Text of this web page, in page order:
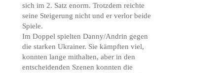
sich im 2. Satz enorm. Trotzdem reichte
seine Steigerung nicht und er verlor beide
Spiele.
Im Doppel spielten Danny/Andrin gegen
die starken Ukrainer. Sie kämpften viel,
konnten lange mithalten, aber in den
entscheidenden Szenen konnten die